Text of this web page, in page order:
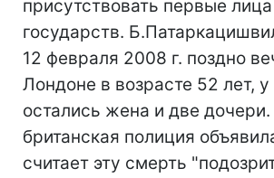
присутствовать первые
государств.
12 февраля 2008 г. поздно
Лондоне в возрасте 52 лет, у
остались жена и две
британская полиция
считает эту смерть